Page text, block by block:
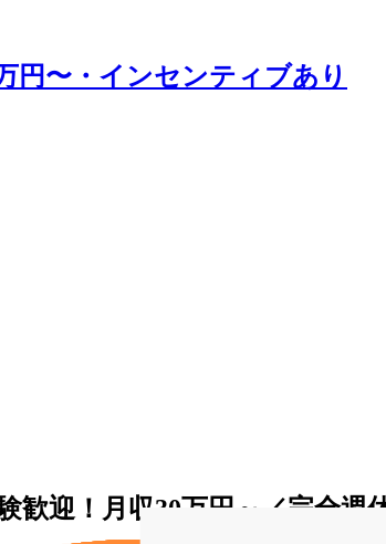
円〜・インセンティブあり
迎！月収30万円～／完全週